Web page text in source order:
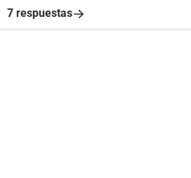
7 respuestas